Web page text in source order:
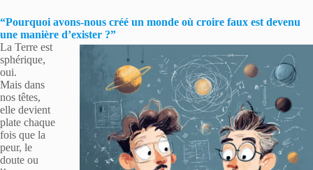
“Pourquoi avons-nous créé un monde où croire faux est devenu
une manière d’exister ?”
La Terre est
sphérique,
oui.
Mais dans
nos têtes,
elle devient
plate chaque
fois que la
peur, le
doute ou